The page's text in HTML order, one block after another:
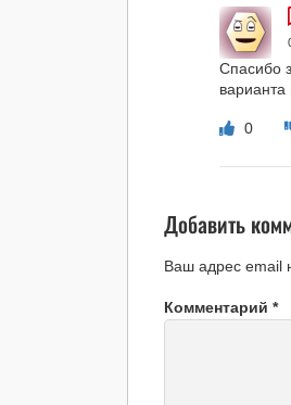
Спасибо
0
Добавить
Ваш адрес email
Комментарий*